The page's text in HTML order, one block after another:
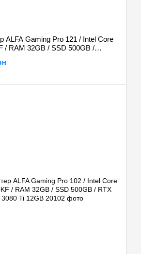
ALFA Gaming Pro 121 / Intel Core
/ RAM 32GB / SSD 500GB /